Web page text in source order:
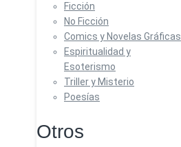
Ficción
No Ficción
Comics y Novelas Gráficas
Espiritualidad y
Esoterismo
Triller y Misterio
Poesías
Otros